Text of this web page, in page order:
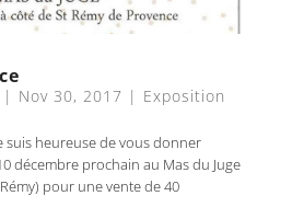
| Nov 30, 2017 | Exposition
suis heureuse de vous donner
décembre prochain au Mas du Juge
pour une vente de 40